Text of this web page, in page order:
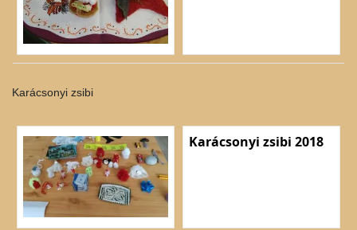
Karácsonyi zsibi
Karácsonyi zsibi 2018